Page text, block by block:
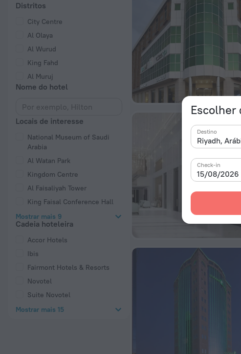
Escolher
Destino
15/08/2026
Check-in
Distritos
City Centre
Al Olaya
Al Wurud
King Fahd
Al Muruj
Nome do hotel
Locais de interesse
National Museum of Saudi
Arabia
Al Watan Park
Kingdom Centre
Al Faisaliyah Tower
King Faisal Conference Hall
Mostrar mais 9
Cadeia hoteleira
Accor Hotels
Ibis
Fairmont Hotels & Resorts
Novotel
Suite Novotel
Mostrar mais 15